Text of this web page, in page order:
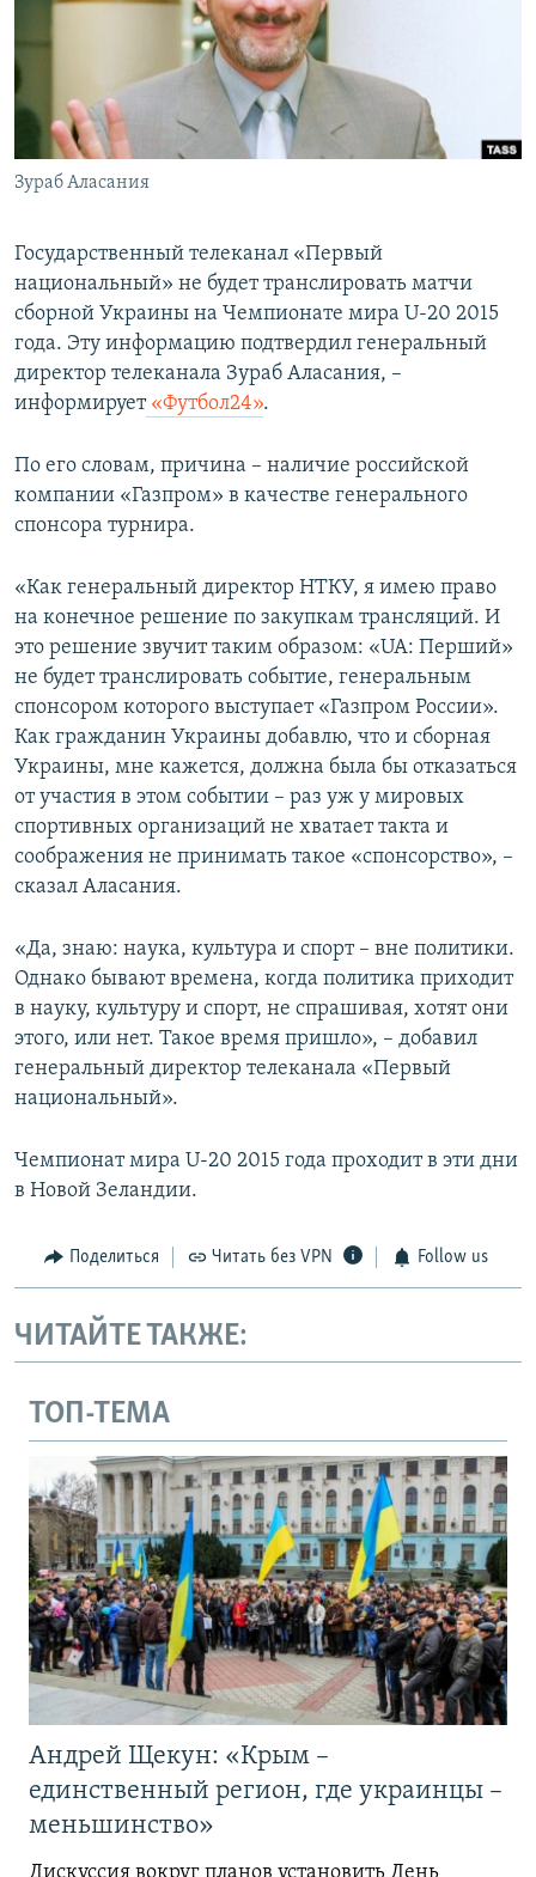
ПОБЕДИТЕЛЕЙ НЕ СУДЯТ?
КРЫМ.НЕПОКОРЕННЫЙ
ELIFBE
УКРАИНСКАЯ ПРОБЛЕМА КРЫМА
Все сайты RFE/RL
Зураб Аласания
Государственный телеканал «Первый
национальный» не будет транслировать матчи
сборной Украины на Чемпионате мира U-20 2015
года. Эту информацию подтвердил генеральный
директор телеканала Зураб Аласания, –
информирует«Футбол24».
По его словам, причина – наличие российской
компании «Газпром» в качестве генерального
спонсора турнира.
«Как генеральный директор НТКУ, я имею право
на конечное решение по закупкам трансляций. И
это решение звучит таким образом: «UA: Перший»
не будет транслировать событие, генеральным
спонсором которого выступает «Газпром России».
Как гражданин Украины добавлю, что и сборная
Украины, мне кажется, должна была бы отказаться
от участия в этом событии – раз уж у мировых
спортивных организаций не хватает такта и
соображения не принимать такое «спонсорство», –
сказал Аласания.
«Да, знаю: наука, культура и спорт – вне политики.
Однако бывают времена, когда политика приходит
в науку, культуру и спорт, не спрашивая, хотят они
этого, или нет. Такое время пришло», – добавил
генеральный директор телеканала «Первый
национальный».
Чемпионат мира U-20 2015 года проходит в эти дни
в Новой Зеландии.
Поделиться Читать без VPN Follow us
ЧИТАЙТЕ ТАКЖЕ:
ТОП-ТЕМА
Андрей Щекун: «Крым –
единственный регион, где украинцы –
меньшинство»